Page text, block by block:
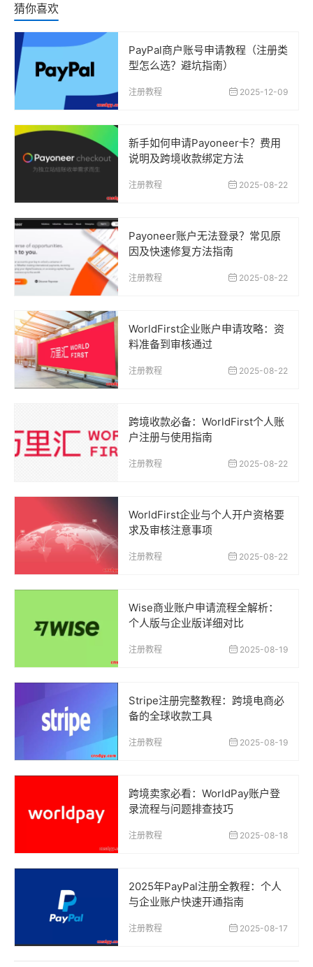
猜你喜欢
PayPal商户账号申请教程（注册类
型怎么选？避坑指南）
注册教程 2025-12-09
新手如何申请Payoneer卡？费用
说明及跨境收款绑定方法
注册教程 2025-08-22
Payoneer账户无法登录？常见原
因及快速修复方法指南
注册教程 2025-08-22
WorldFirst企业账户申请攻略：资
料准备到审核通过
注册教程 2025-08-22
跨境收款必备：WorldFirst个人账
户注册与使用指南
注册教程 2025-08-22
WorldFirst企业与个人开户资格要
求及审核注意事项
注册教程 2025-08-22
Wise商业账户申请流程全解析：
个人版与企业版详细对比
注册教程 2025-08-19
Stripe注册完整教程：跨境电商必
备的全球收款工具
注册教程 2025-08-19
跨境卖家必看：WorldPay账户登
录流程与问题排查技巧
注册教程 2025-08-18
2025年PayPal注册全教程：个人
与企业账户快速开通指南
注册教程 2025-08-17